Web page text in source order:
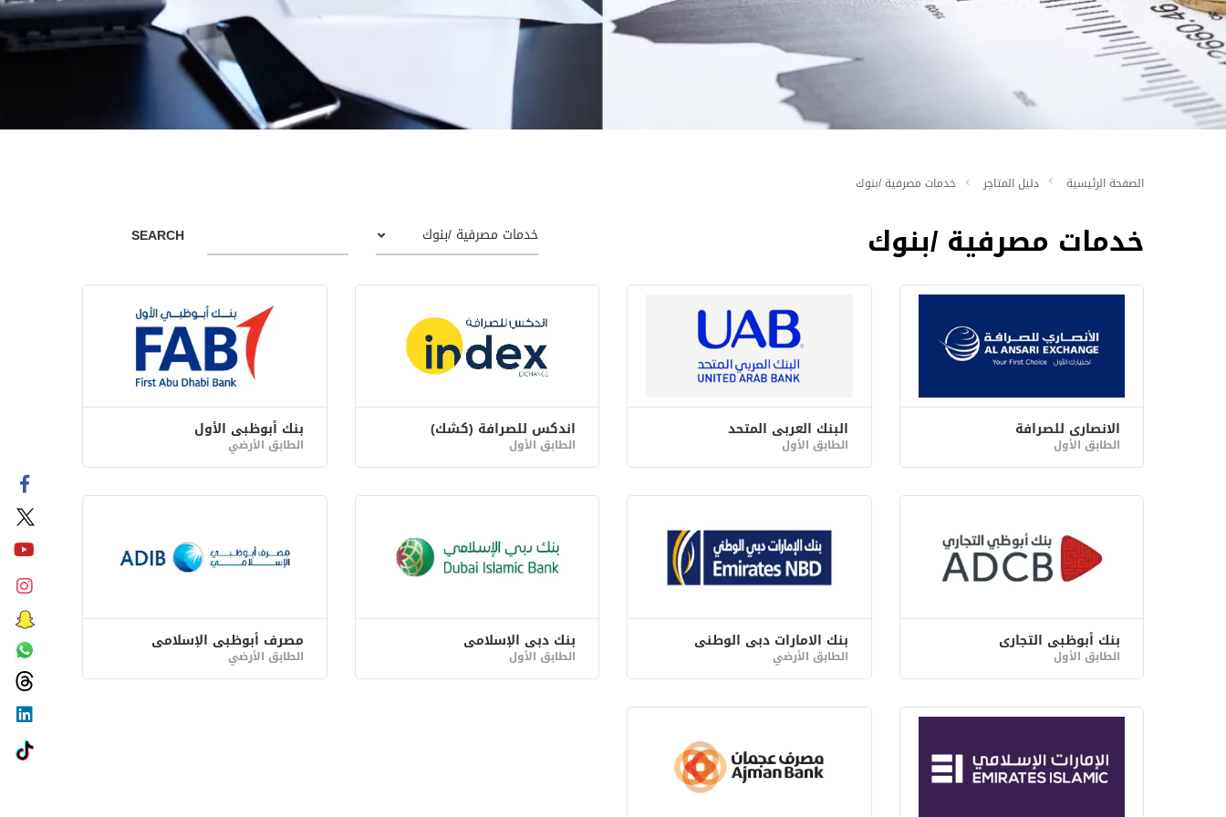
الصفحة الرئيسية دليل المتاجر خدمات مصرفية /بنوك
خدمات مصرفية /بنوك SEARCH
الانصارى للصرافة
الطابق الأول
البنك العربي المتحد
الطابق الأول
اندكس للصرافة (كشك)
الطابق الأول
بنك أبوظبي الأول
الطابق الأرضي
بنك أبوظبي التجاري
الطابق الأول
بنك الامارات دبي الوطني
الطابق الأرضي
بنك دبي الإسلامي
الطابق الأول
مصرف أبوظبي الإسلامي
الطابق الأرضي